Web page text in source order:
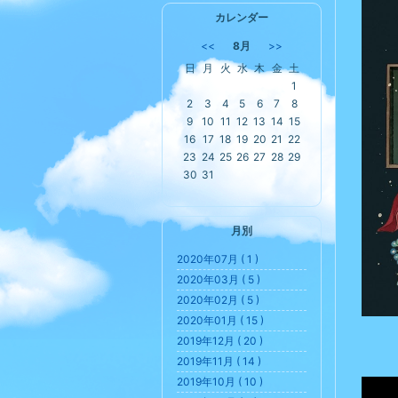
カレンダー
<< 8月
>>
日
月 火 水 木 金 土
1
2
3 4 5 6 7
8
9
10 11 12 13 14 15
16 17 18 19 20 21 22
23 24 25 26 27 28 29
30 31
月別
2020年07月 ( 1 )
2020年03月 ( 5 )
2020年02月 ( 5 )
2020年01月 ( 15 )
2019年12月 ( 20 )
2019年11月 ( 14 )
2019年10月 ( 10 )